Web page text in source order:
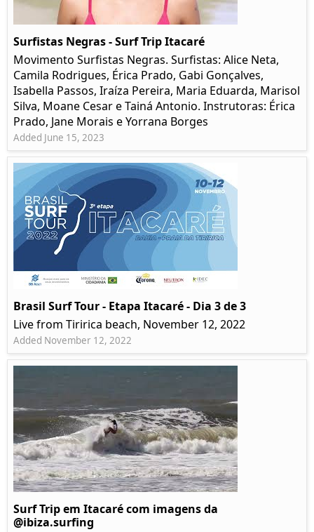
Surfistas Negras - Surf Trip Itacaré
Movimento Surfistas Negras. Surfistas: Alice Neta,
Camila Rodrigues, Érica Prado, Gabi Gonçalves,
Isabella Passos, Iraíza Pereira, Maria Eduarda, Marisol
Silva, Moane Cesar e Tainá Antonio. Instrutoras: Érica
Prado, Jane Morais e Yorrana Borges
Added June 15, 2023
Brasil Surf Tour - Etapa Itacaré - Dia 3 de 3
Live from Tiririca beach, November 12, 2022
Added November 12, 2022
Surf Trip em Itacaré com imagens da
@ibiza.surfing